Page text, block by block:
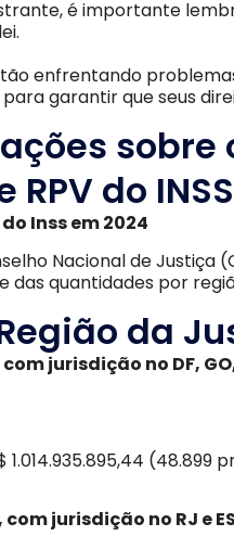
é importante
enfrentando
garantir que seus
sobre
do INSS
Inss em 2024
Nacional de Justiça
das quantidades por
da
jurisdição no DF,
(48.899
com jurisdição no RJ e